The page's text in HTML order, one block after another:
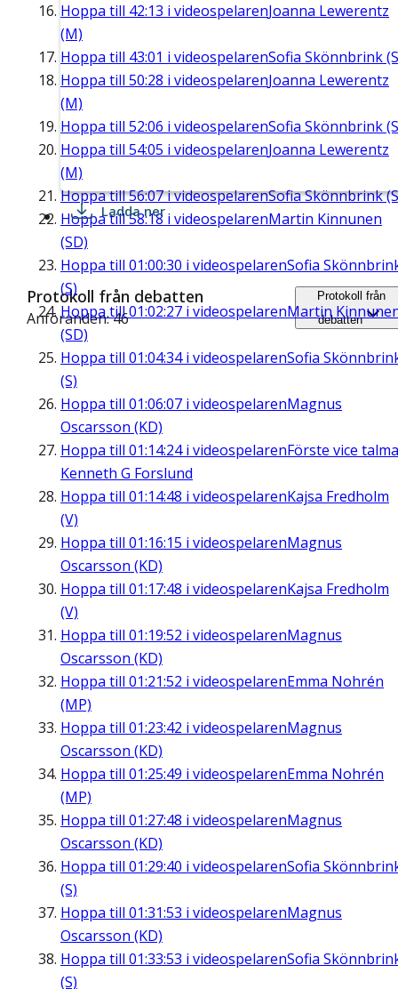
Hoppa till 42:13 i videospelarenJoanna Lewerentz
(M)
Hoppa till 43:01 i videospelarenSofia Skönnbrink
Hoppa till 50:28 i videospelarenJoanna Lewerentz
(M)
Hoppa till 52:06 i videospelarenSofia Skönnbrink
Hoppa till 54:05 i videospelarenJoanna Lewerentz
(M)
Hoppa till56:07i videospelarenSofia Skönnbrink
Hoppa till58:18 i videospelarenMartin Kinnunen
(SD)
Hoppa till 01:00:30 i videospelarenSofia
(S)
Hoppa till01:02:27 i videospelarenMartin
(SD)
Hoppa till 01:04:34i videospelarenSofia
(S)
Hoppa till 01:06:07 i videospelarenMagnus
Oscarsson (KD)
Hoppa till 01:14:24i videospelarenFörste vice
Kenneth G Forslund
Hoppa till 01:14:48 i videospelarenKajsa Fredholm
(V)
Hoppa till 01:16:15 i videospelarenMagnus
Oscarsson (KD)
Hoppa till 01:17:48 i videospelarenKajsa Fredholm
(V)
Hoppa till 01:19:52 i videospelarenMagnus
Oscarsson (KD)
Hoppa till 01:21:52 i videospelarenEmma Nohrén
(MP)
Hoppa till 01:23:42 i videospelarenMagnus
Oscarsson (KD)
Hoppa till 01:25:49 i videospelarenEmma Nohrén
(MP)
Hoppa till 01:27:48 i videospelarenMagnus
Oscarsson (KD)
Hoppa till 01:29:40 i videospelarenSofia
(S)
Hoppa till 01:31:53 i videospelarenMagnus
Oscarsson (KD)
Hoppa till 01:33:53 i videospelarenSofia
(S)
Ladda ner
Protokoll från debatten
Anföranden: 46
Protokoll från
debatten